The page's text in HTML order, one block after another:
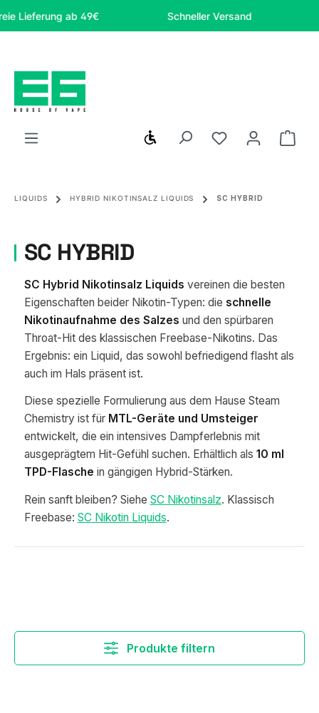
Zum Hauptinhalt springen
ab 49€ Schneller Versand
Werkzeugleiste anzeigen
Du hast 0
LIQUIDS HYBRID NIKOTINSALZ LIQUIDS SC HYBRID
SC HYBRID
SC Hybrid Nikotinsalz Liquids vereinen die besten
Eigenschaften beider Nikotin-Typen: die schnelle
Nikotinaufnahme des Salzes und den spürbaren
Throat-Hit des klassischen Freebase-Nikotins. Das
Ergebnis: ein Liquid, das sowohl befriedigend flasht als
auch im Hals präsent ist.
Diese spezielle Formulierung aus dem Hause Steam
Chemistry ist für MTL-Geräte und Umsteiger
entwickelt, die ein intensives Dampferlebnis mit
ausgeprägtem Hit-Gefühl suchen. Erhältlich als 10 ml
TPD-Flasche in gängigen Hybrid-Stärken.
Rein sanft bleiben? Siehe SC Nikotinsalz. Klassisch
Freebase: SC Nikotin Liquids.
Produkte filtern